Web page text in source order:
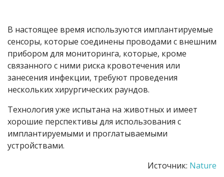
В настоящее время используются имплантируемые
сенсоры, которые соединены проводами с внешним
прибором для мониторинга, которые, кроме
связанного с ними риска кровотечения или
занесения инфекции, требуют проведения
нескольких хирургических раундов.
Технология уже испытана на животных и имеет
хорошие перспективы для использования с
имплантируемыми и проглатываемыми
устройствами.
Источник: Nature